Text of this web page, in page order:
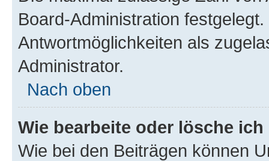
Board-Administration
Antwortmöglichkeiten als
Administrator.
Nach oben
Wie bearbeite oder lösche
Wie bei den Beiträgen können